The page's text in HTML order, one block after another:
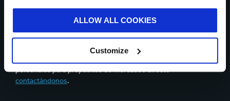
ALLOW ALL COOKIES
Customize
aparece en los correos electrónicos que reciba.
Confirmo que leí y acepté el contenido de ladeclaración de
Tiene el derecho de objetar, en cualquier
personales para propósitos de mercadeo directo
contactándonos.